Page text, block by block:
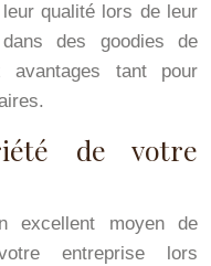
qualité lors de leur
des goodies de
avantages tant pour
de votre
excellent moyen de
entreprise lors